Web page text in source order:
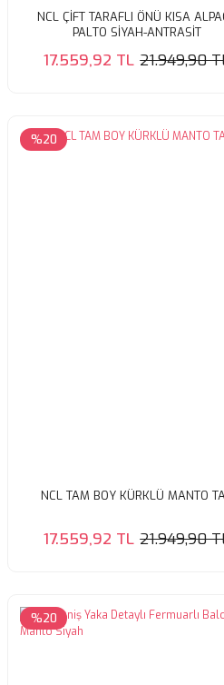
NCL ÇİFT TARAFLI ÖNÜ KISA
PALTO SİYAH-ANTRASİT
17.559,92 TL 21.949,90
%20
NCL TAM BOY KÜRKLÜ MANTO
17.559,92 TL 21.949,90
%20